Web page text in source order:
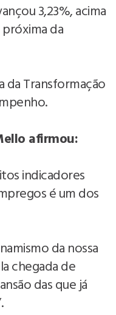
3,23%, acima
da
Transformação
afirmou:
indicadores
é um dos
da nossa
chegada de
das que já